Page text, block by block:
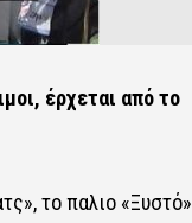
έρχεται από το
το παλιο «Ξυστό»